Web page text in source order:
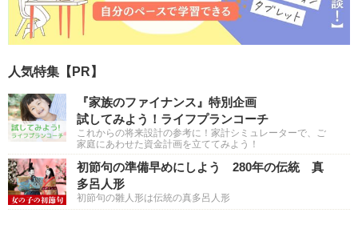
人気特集【PR】
『家族のファイナンス』特別企画
試してみよう！ライフプランコーチ
これからの将来設計の参考に！家計シミュレーターで、ご
家庭にあわせた資金計画を立ててみよう！
初節句の準備早めにしよう 280年の伝統 真
多呂人形
初節句の雛人形は伝統の真多呂人形